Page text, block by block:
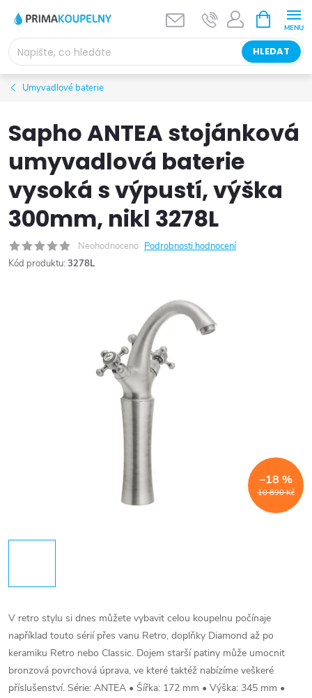
obsah
HLEDAT
NÁKUPNÍ
KOŠÍK
Umyvadlové baterie
Sapho ANTEA stojánková
umyvadlová baterie
vysoká s výpustí, výška
300mm, nikl 3278L
Neohodnoceno Podrobnosti hodnocení
Kód produktu: 3278L
10 890 Kč
–18 %
V retro stylu si dnes můžete vybavit celou koupelnu počínaje
například touto sérií přes vanu Retro, doplňky Diamond až po
keramiku Retro nebo Classic. Dojem starší patiny může umocnit
bronzová povrchová úprava, ve které taktéž nabízíme veškeré
příslušenství. Série: ANTEA • Šířka: 172 mm • Výška: 345 mm •